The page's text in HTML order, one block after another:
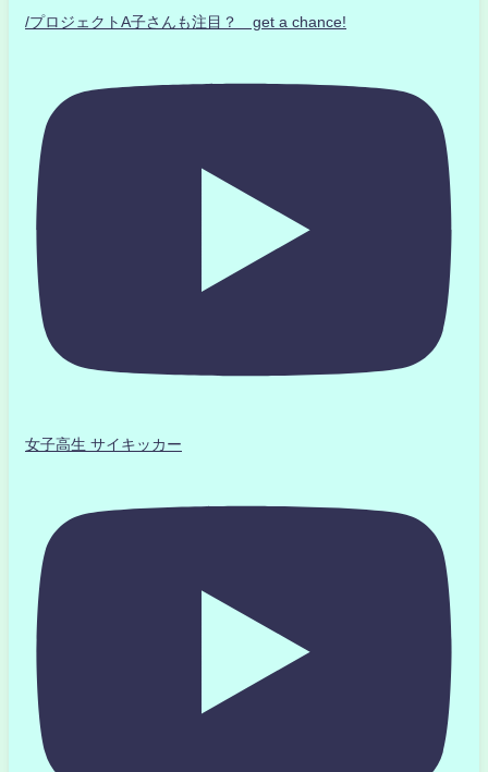
/プロジェクトA子さんも注目？ get a chance!
女子高生 サイキッカー